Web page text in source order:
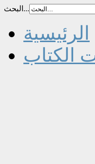
البحث...
الرئيسية
الكتاب